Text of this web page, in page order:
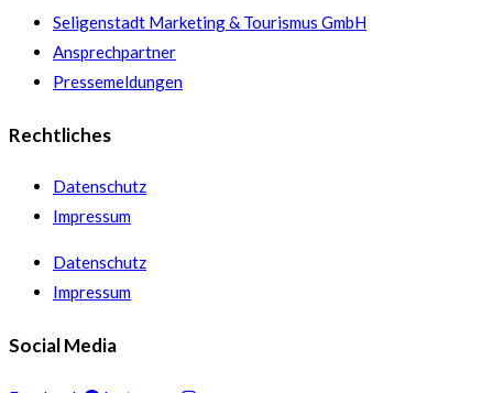
Seligenstadt Marketing & Tourismus GmbH
Ansprechpartner
Pressemeldungen
Rechtliches
Datenschutz
Impressum
Datenschutz
Impressum
Social Media